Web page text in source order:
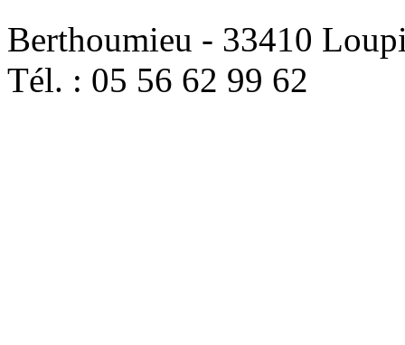
Berthoumieu - 33410
Tél. : 05 56 62 99 62